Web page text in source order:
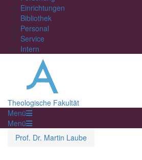
Einrichtungen
Bibliothek
Personal
Service
Intern
Theologische Fakultät
Menü
Menü
Prof. Dr. Martin Laube